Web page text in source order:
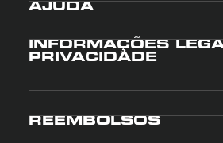
AJUDA
INFORMAÇÕES
PRIVACIDADE
REEMBOLSOS